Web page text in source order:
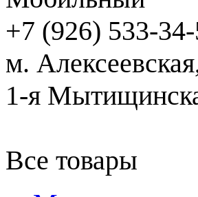
+7 (926) 533-
м.
1-я
Все товары